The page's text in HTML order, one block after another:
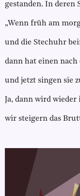
gestanden. In deren
„Wenn früh am
und die Stechuhr
dann hat einen
und jetzt singen sie
Ja, dann wird
wir steigern das